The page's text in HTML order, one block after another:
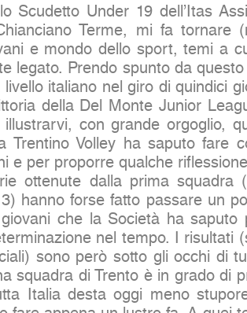
Scudetto Under 19 dell’Itas
Terme, mi fa tornare
e mondo dello sport, temi a
legato. Prendo spunto da
italiano nel giro di quindici
della Del Monte Junior
con grande orgoglio,
Trentino Volley ha saputo fare
e per proporre qualche
ottenute dalla prima squadra
hanno forse fatto passare un
giovani che la Società ha
nel tempo. I risultati
sono però sotto gli occhi di
squadra di Trento è in grado di
Italia desta oggi meno